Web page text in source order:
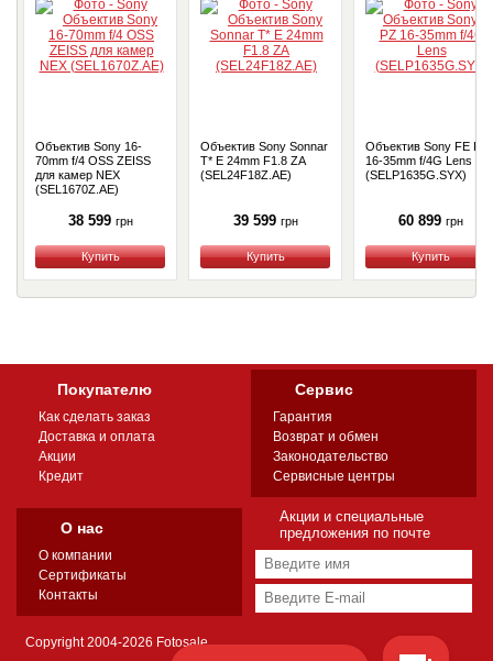
Объектив Sony 16-
70mm f/4 OSS ZEISS
для камер NEX
(SEL1670Z.AE)
38 599 грн
Купить
Объектив Sony Sonnar
T* E 24mm F1.8 ZA
(SEL24F18Z.AE)
39 599 грн
Купить
Объектив Sony FE PZ
16-35mm f/4G Lens
(SELP1635G.SYX)
60 899 грн
Купить
Покупателю
Как сделать заказ
Доставка и оплата
Акции
Кредит
Сервис
Гарантия
Возврат и обмен
Законодательство
Сервисные центры
О нас
О компании
Сертификаты
Контакты
Акции и специальные
предложения по почте
Copyright 2004-2026 Fotosale